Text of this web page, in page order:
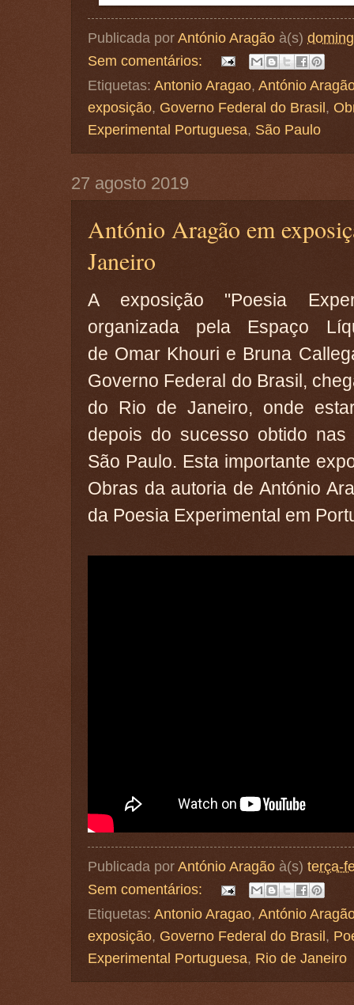
Publicada por António Aragão à(s)
Sem comentários:
Etiquetas: Antonio Aragao, António
exposição, Governo Federal do Brasil ,
Experimental Portuguesa, São Paulo
27 agosto 2019
António Aragão em
Janeiro
A exposição "Poesia
organizada pela Espaço
de Omar Khouri e Bruna
Governo Federal do Brasil,
do Rio de Janeiro, onde
depois do sucesso obtido
São Paulo. Esta importante
Obras da autoria de António
da Poesia Experimental em
Publicada por António Aragão à(s) terça-
Sem comentários:
Etiquetas: Antonio Aragao, António
exposição, Governo Federal do Brasil ,
Experimental Portuguesa, Rio de Janeiro